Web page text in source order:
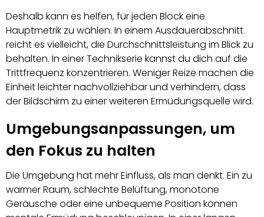
Deshalb kann es helfen, für jeden Block eine
Hauptmetrik zu wählen. In einem Ausdauerabschnitt
reicht es vielleicht, die Durchschnittsleistung im Blick zu
behalten. In einer Technikserie kannst du dich auf die
Trittfrequenz konzentrieren. Weniger Reize machen die
Einheit leichter nachvollziehbar und verhindern, dass
der Bildschirm zu einer weiteren Ermüdungsquelle wird.
Umgebungsanpassungen, um
den Fokus zu halten
Die Umgebung hat mehr Einfluss, als man denkt. Ein zu
warmer Raum, schlechte Belüftung, monotone
Geräusche oder eine unbequeme Position können